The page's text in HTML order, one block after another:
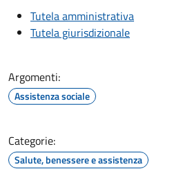
Tutela amministrativa
Tutela giurisdizionale
Argomenti:
Assistenza sociale
Categorie:
Salute, benessere e assistenza